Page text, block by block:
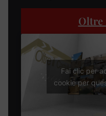
Oltre
Fai clic per
cookie per